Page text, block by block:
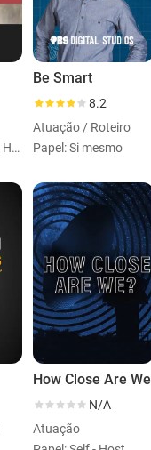
Papel: Self - Guest Host
Be Smart
8.2
Atuação / Roteiro
Papel: Si mesmo
How Close Are We
N/A
Atuação